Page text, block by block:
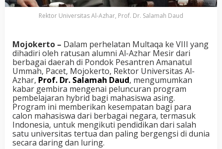
Rektor Universitas Al-Azhar, Prof. Dr. Salamah Daud
Mojokerto – Dalam perhelatan Multaqa ke VIII yang
dihadiri oleh ratusan alumni Al-Azhar Mesir dari
berbagai daerah di Pondok Pesantren Amanatul
Ummah, Pacet, Mojokerto, Rektor Universitas Al-
Azhar, Prof. Dr. Salamah Daud, mengumumkan
kabar gembira mengenai peluncuran program
pembelajaran hybrid bagi mahasiswa asing.
Program ini memberikan kesempatan bagi para
calon mahasiswa dari berbagai negara, termasuk
Indonesia, untuk mengikuti pendidikan dari salah
satu universitas tertua dan paling bergengsi di dunia
secara daring dan luring.